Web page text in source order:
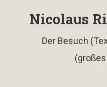
Nicolaus
Der Besuch